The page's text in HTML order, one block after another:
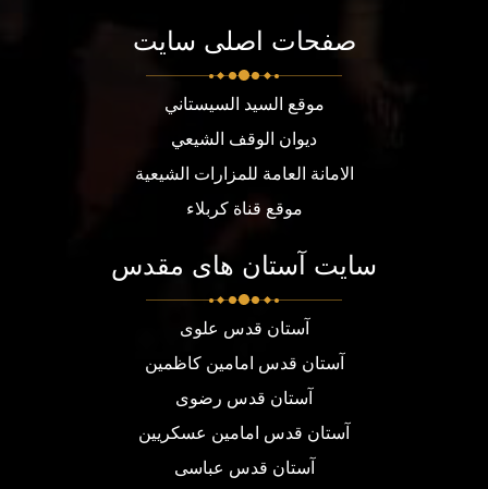
صفحات اصلی سایت
موقع السيد السيستاني
ديوان الوقف الشيعي
الامانة العامة للمزارات الشيعية
موقع قناة كربلاء
سایت آستان های مقدس
آستان قدس علوی
آستان قدس امامین کاظمین
آستان قدس رضوی
آستان قدس امامین عسکریین
آستان قدس عباسی